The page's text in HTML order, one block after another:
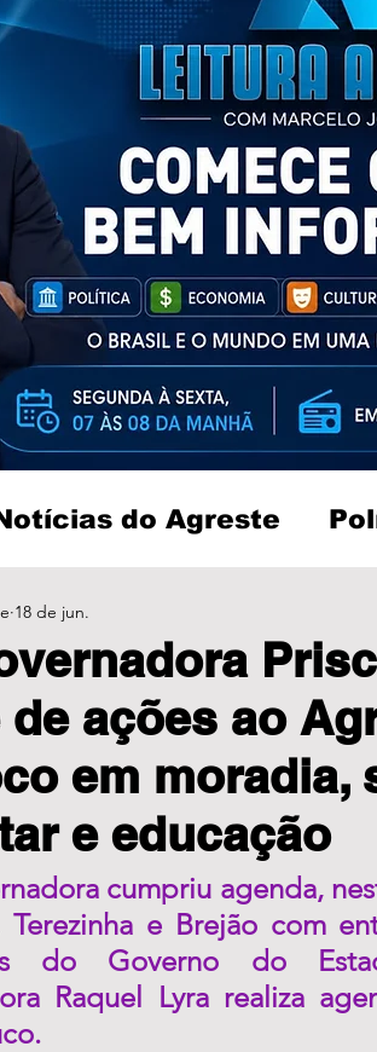
do Agreste
de ações ao
em moradia,
e educação
18 de jun.
cumpriu agenda,
Terezinha e Brejão com
do Governo do
Raquel Lyra realiza